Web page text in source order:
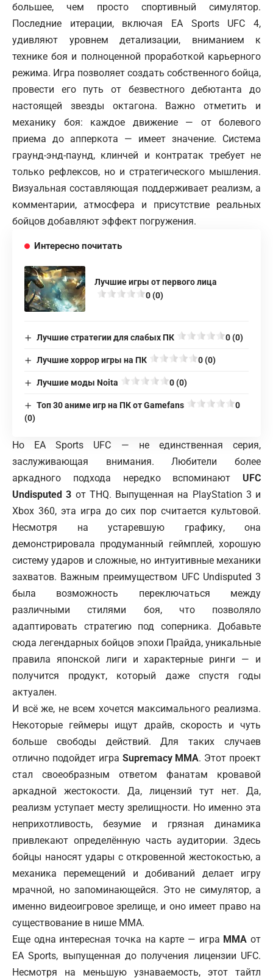
большее, чем просто спортивный симулятор.
Последние итерации, включая EA Sports UFC 4,
удивляют уровнем детализации, вниманием к
технике боя и полноценной проработкой карьерного
режима. Игра позволяет создать собственного бойца,
провести его путь от безвестного дебютанта до
настоящей звезды октагона. Важно отметить и
механику боя: каждое движение — от болевого
приема до апперкота — имеет значение. Система
граунд-энд-паунд, клинчей и контратак требует не
только рефлексов, но и стратегического мышления.
Визуальная составляющая поддерживает реализм, а
комментарии, атмосфера и присутствие реальных
бойцов добавляют эффект погружения.
Интересно почитать
Лучшие игры от первого лица
0 (0)
Лучшие стратегии для слабых ПК 0 (0)
Лучшие хоррор игры на ПК 0 (0)
Лучшие моды Noita 0 (0)
Топ 30 аниме игр на ПК от Gamefans
0
(0)
Но EA Sports UFC — не единственная серия,
заслуживающая внимания. Любители более
аркадного подхода нередко вспоминают UFC
Undisputed 3 от THQ. Выпущенная на PlayStation 3 и
Xbox 360, эта игра до сих пор считается культовой.
Несмотря на устаревшую графику, она
демонстрировала продуманный геймплей, хорошую
систему ударов и сложные, но интуитивные механики
захватов. Важным преимуществом UFC Undisputed 3
была возможность переключаться между
различными стилями боя, что позволяло
адаптировать стратегию под соперника. Добавьте
сюда легендарных бойцов эпохи Прайда, уникальные
правила японской лиги и характерные ринги — и
получится продукт, который даже спустя годы
актуален.
И всё же, не всем хочется максимального реализма.
Некоторые геймеры ищут драйв, скорость и чуть
больше свободы действий. Для таких случаев
отлично подойдет игра Supremacy MMA. Этот проект
стал своеобразным ответом фанатам кровавой
аркадной жестокости. Да, лицензий тут нет. Да,
реализм уступает месту зрелищности. Но именно эта
неприхотливость, безумие и грязная динамика
привлекают определённую часть аудитории. Здесь
бойцы наносят удары с откровенной жестокостью, а
механика перемещений и добиваний делает игру
мрачной, но запоминающейся. Это не симулятор, а
именно видеоигровое зрелище, и оно имеет право на
существование в нише ММА.
Еще одна интересная точка на карте — игра MMA от
EA Sports, выпущенная до получения лицензии UFC.
Несмотря на меньшую узнаваемость, этот тайтл